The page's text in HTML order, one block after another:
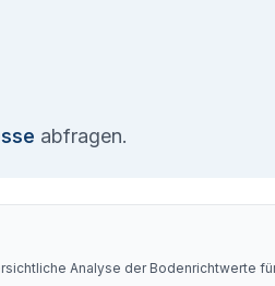
abfragen.
Analyse der Bodenrichtwerte